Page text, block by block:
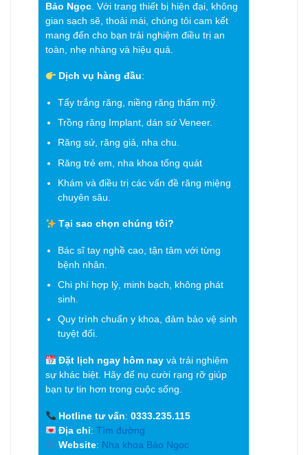
Bảo Ngọc . Với trang thiết bị hiện đại, không
gian sạch sẽ, thoải mái, chúng tôi cam kết
mang đến cho bạn trải nghiệm điều trị an
toàn, nhẹ nhàng và hiệu quả.
Dịch vụ hàng đầu:
Tẩy trắng răng, niềng răng thẩm mỹ.
Trồng răng Implant, dán sứ Veneer.
Răng sứ, răng giả, nha chu.
Răng trẻ em, nha khoa tổng quát
Khám và điều trị các vấn đề răng miệng
chuyên sâu.
Tại sao chọn chúng tôi?
Bác sĩ tay nghề cao, tận tâm với từng
bệnh nhân.
Chi phí hợp lý, minh bạch, không phát
sinh.
Quy trình chuẩn y khoa, đảm bảo vệ sinh
tuyệt đối.
Đặt lịch ngay hôm nay và trải nghiệm
sự khác biệt. Hãy để nụ cười rạng rỡ giúp
bạn tự tin hơn trong cuộc sống.
Hotline tư vấn:0333.235.115
Địa chỉ:Tìm đường
Website: Nha khoa Bảo Ngọc